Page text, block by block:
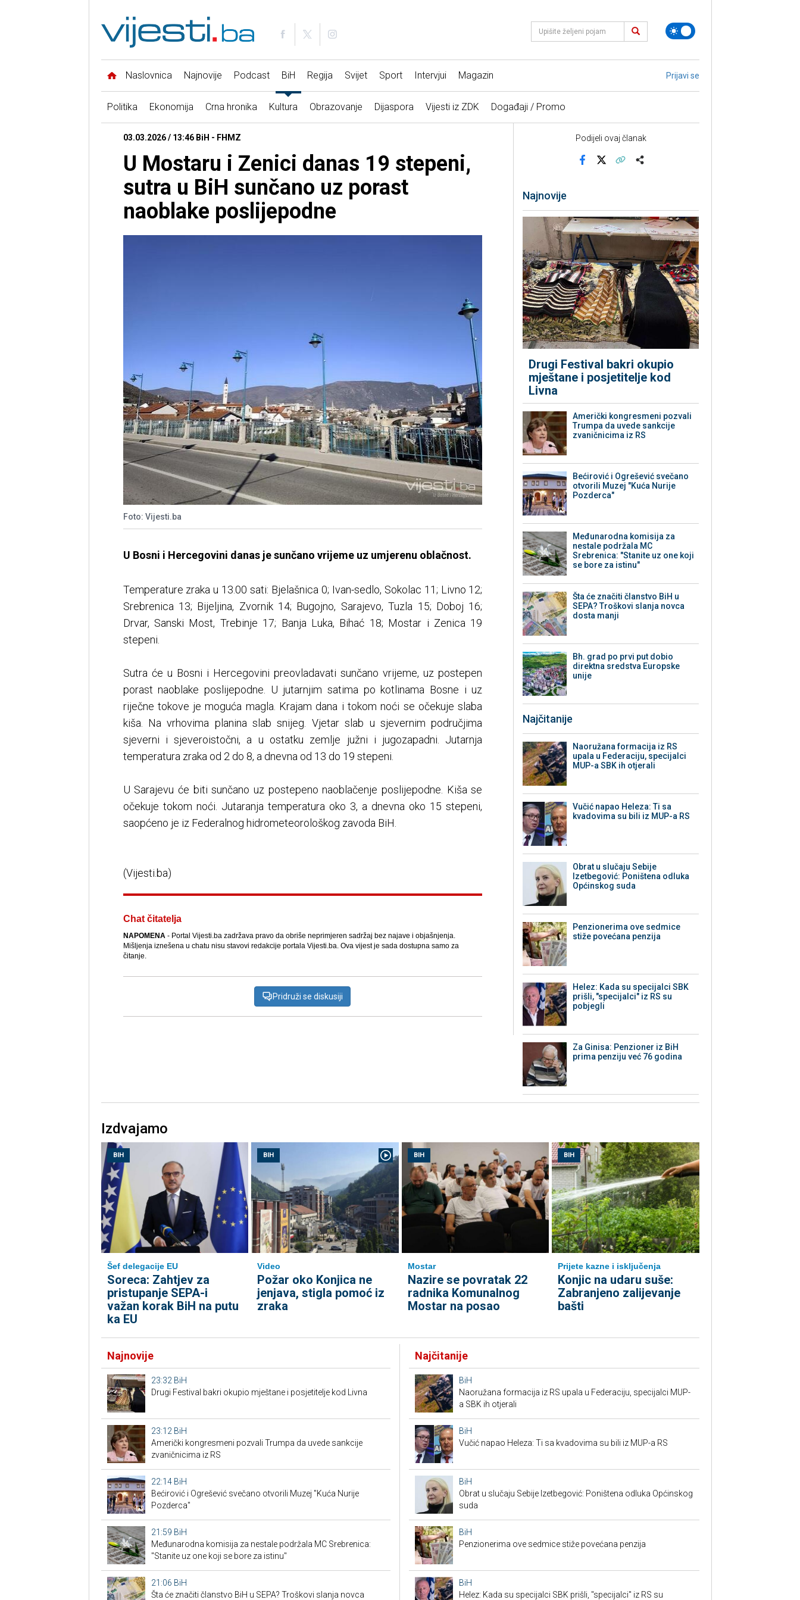
Naslovnica Najnovije Podcast BiH Regija Svijet Sport Intervjui Magazin Prijavi se
Politika Ekonomija Crna hronika Kultura Obrazovanje Dijaspora Vijesti iz ZDK Događaji / Promo
03.03.2026 / 13:46 BiH - FHMZ
U Mostaru i Zenici danas 19 stepeni,
sutra u BiH sunčano uz porast
naoblake poslijepodne
Foto: Vijesti.ba
U Bosni i Hercegovini danas je sunčano vrijeme uz umjerenu oblačnost.
Temperature zraka u 13.00 sati: Bjelašnica 0; Ivan-sedlo, Sokolac 11; Livno 12;
Srebrenica 13; Bijeljina, Zvornik 14; Bugojno, Sarajevo, Tuzla 15; Doboj 16;
Drvar, Sanski Most, Trebinje 17; Banja Luka, Bihać 18; Mostar i Zenica 19
stepeni.
Sutra će u Bosni i Hercegovini preovladavati sunčano vrijeme, uz postepen
porast naoblake poslijepodne. U jutarnjim satima po kotlinama Bosne i uz
riječne tokove je moguća magla. Krajam dana i tokom noći se očekuje slaba
kiša. Na vrhovima planina slab snijeg. Vjetar slab u sjevernim područjima
sjeverni i sjeveroistočni, a u ostatku zemlje južni i jugozapadni. Jutarnja
temperatura zraka od 2 do 8, a dnevna od 13 do 19 stepeni.
U Sarajevu će biti sunčano uz postepeno naoblačenje poslijepodne. Kiša se
očekuje tokom noći. Jutaranja temperatura oko 3, a dnevna oko 15 stepeni,
saopćeno je iz Federalnog hidrometeorološkog zavoda BiH.
(Vijesti.ba)
Chat čitatelja
NAPOMENA- Portal Vijesti.ba zadržava pravo da obriše neprimjeren sadržaj bez najave i objašnjenja.
Mišljenja iznešena u chatu nisu stavovi redakcije portala Vijesti.ba. Ova vijest je sada dostupna samo za
čitanje.
Pridruži se diskusiji
Podijeli ovaj članak
Najnovije
Drugi Festival bakri okupio
mještane i posjetitelje kod
Livna
Američki kongresmeni pozvali
Trumpa da uvede sankcije
zvaničnicima iz RS
Bećirović i Ogrešević svečano
otvorili Muzej "Kuća Nurije
Pozderca"
Međunarodna komisija za
nestale podržala MC
Srebrenica: "Stanite uz one koji
se bore za istinu"
Šta će značiti članstvo BiH u
SEPA? Troškovi slanja novca
dosta manji
Bh. grad po prvi put dobio
direktna sredstva Europske
unije
Najčitanije
Naoružana formacija iz RS
upala u Federaciju, specijalci
MUP-a SBK ih otjerali
Vučić napao Heleza: Ti sa
kvadovima su bili iz MUP-a RS
Obrat u slučaju Sebije
Izetbegović: Poništena odluka
Općinskog suda
Penzionerima ove sedmice
stiže povećana penzija
Helez: Kada su specijalci SBK
prišli, "specijalci" iz RS su
pobjegli
Za Ginisa: Penzioner iz BiH
prima penziju već 76 godina
Izdvajamo
BIH
Šef delegacije EU
Soreca: Zahtjev za
pristupanje SEPA-i
važan korak BiH na putu
ka EU
BIH
Video
Požar oko Konjica ne
jenjava, stigla pomoć iz
zraka
BIH
Mostar
Nazire se povratak 22
radnika Komunalnog
Mostar na posao
BIH
Prijete kazne i isključenja
Konjic na udaru suše:
Zabranjeno zalijevanje
bašti
Najnovije
23:32 BiH
Drugi Festival bakri okupio mještane i posjetitelje kod Livna
23:12 BiH
Američki kongresmeni pozvali Trumpa da uvede sankcije
zvaničnicima iz RS
22:14 BiH
Bećirović i Ogrešević svečano otvorili Muzej "Kuća Nurije
Pozderca"
21:59 BiH
Međunarodna komisija za nestale podržala MC Srebrenica:
"Stanite uz one koji se bore za istinu"
21:06 BiH
Šta će značiti članstvo BiH u SEPA? Troškovi slanja novca
Najčitanije
BiH
Naoružana formacija iz RS upala u Federaciju, specijalci MUP-
a SBK ih otjerali
BiH
Vučić napao Heleza: Ti sa kvadovima su bili iz MUP-a RS
BiH
Obrat u slučaju Sebije Izetbegović: Poništena odluka Općinskog
suda
BiH
Penzionerima ove sedmice stiže povećana penzija
BiH
Helez: Kada su specijalci SBK prišli, "specijalci" iz RS su